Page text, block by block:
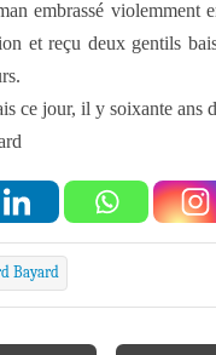
embrassé violemment
et reçu deux gentils
ce jour, il y soixante ans
Bayard